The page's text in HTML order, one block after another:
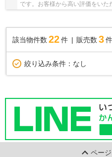
です。お客様から高い評価をい
該当物件数 22件 販売数 3 件
絞り込み条件： なし
ペー